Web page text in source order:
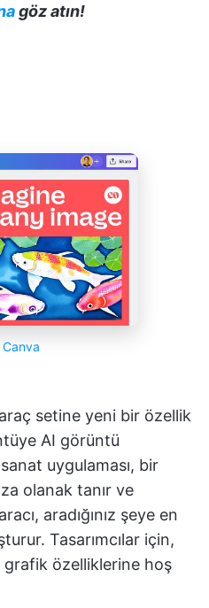
göz atın!
Canva
setine yeni bir özellik
AI görüntü
uygulaması, bir
olanak tanır ve
aradığınız şeye en
Tasarımcılar için,
grafik özelliklerine hoş